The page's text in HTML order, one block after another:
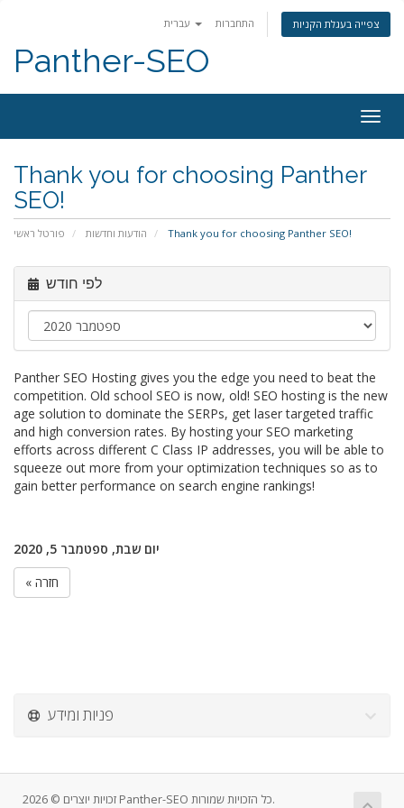
התחברות צפייה בעגלת הקניות
Panther-SEO
ניווט
Thank you for choosing Panther
SEO!
פורטל ראשי הודעות וחדשות Thank you for choosing Panther SEO!
לפי חודש
Panther SEO Hosting gives you the edge you need to beat the
competition. Old school SEO is now, old! SEO hosting is the new
age solution to dominate the SERPs, get laser targeted traffic
and high conversion rates. By hosting your SEO marketing
efforts across different C Class IP addresses, you will be able to
squeeze out more from your optimization techniques so as to
gain better performance on search engine rankings!
יום שבת, ספטמבר 5, 2020
« חזרה
פניות ומידע
זכויות יוצרים © 2026 Panther-SEO כל הזכויות שמורות.